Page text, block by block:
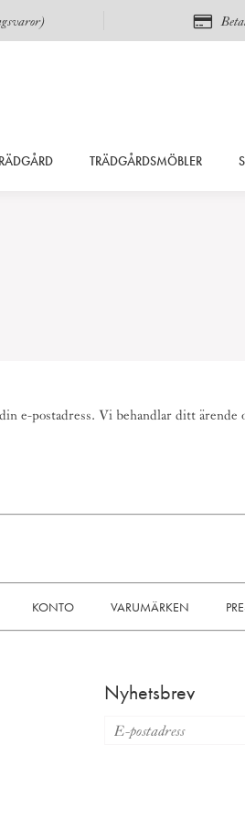
TRÄDGÅRDSMÖBLER
e-postadress. Vi behandlar ditt ärende
KONTO VARUMÄRKEN
Nyhetsbrev